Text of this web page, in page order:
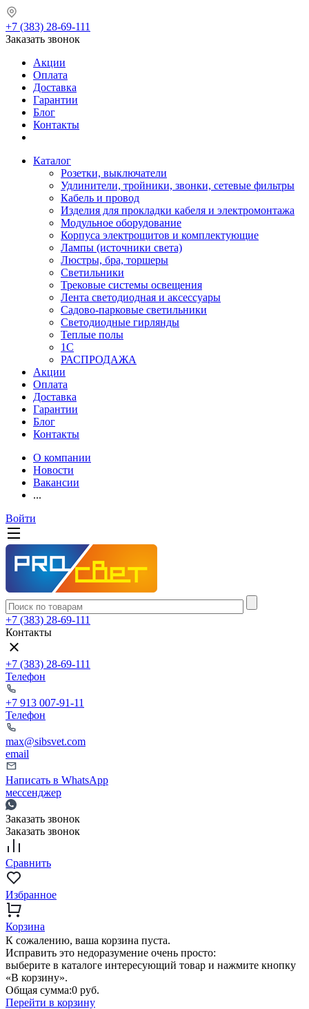
+7 (383) 28-69-111
Заказать звонок
Акции
Оплата
Доставка
Гарантии
Блог
Контакты
Каталог
Розетки, выключатели
Удлинители, тройники, звонки, сетевые фильтры
Кабель и провод
Изделия для прокладки кабеля и электромонтажа
Модульное оборудование
Корпуса электрощитов и комплектующие
Лампы (источники света)
Люстры, бра, торшеры
Светильники
Трековые системы освещения
Лента светодиодная и аксессуары
Садово-парковые светильники
Светодиодные гирлянды
Теплые полы
1С
РАСПРОДАЖА
Акции
Оплата
Доставка
Гарантии
Блог
Контакты
О компании
Новости
Вакансии
...
Войти
+7 (383) 28-69-111
Контакты
+7 (383) 28-69-111
Телефон
+7 913 007-91-11
Телефон
max@sibsvet.com
email
Написать в WhatsApp
мессенджер
Заказать звонок
Заказать звонок
Сравнить
Избранное
Корзина
К сожалению, ваша корзина пуста.
Исправить это недоразумение очень просто:
выберите в каталоге интересующий товар и нажмите кнопку
«В корзину».
Общая сумма:0 руб.
Перейти в корзину